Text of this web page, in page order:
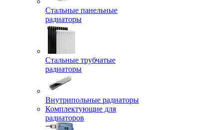
Стальные панельные
радиаторы
Стальные трубчатые
радиаторы
Внутрипольные радиаторы
Комплектующие для
радиаторов